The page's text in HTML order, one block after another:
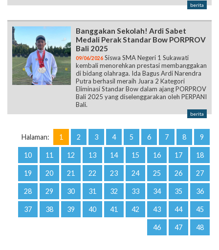
berita
Banggakan Sekolah! Ardi Sabet
Medali Perak Standar Bow PORPROV
Bali 2025
09/06/2026 Siswa SMA Negeri 1 Sukawati
kembali menorehkan prestasi membanggakan
di bidang olahraga. Ida Bagus Ardi Narendra
Putra berhasil meraih Juara 2 Kategori
Eliminasi Standar Bow dalam ajang PORPROV
Bali 2025 yang diselenggarakan oleh PERPANI
Bali.
berita
Halaman: 1 2 3 4 5 6 7 8 9
10 11 12 13 14 15 16 17 18
19 20 21 22 23 24 25 26 27
28 29 30 31 32 33 34 35 36
37 38 39 40 41 42 43 44 45
46 47 48